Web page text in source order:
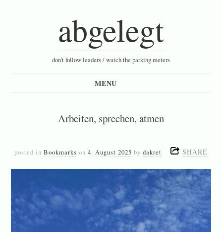
abgelegt
don't follow leaders / watch the parking meters
Arbeiten, sprechen, atmen
posted in Bookmarks on 4. August 2025 by dakret SHARE